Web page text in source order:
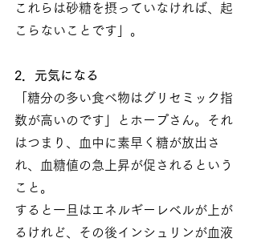
これらは砂糖を摂っていなければ、起
こらないことです」。
2．元気になる
「糖分の多い食べ物はグリセミック指
数が高いのです」とホープさん。それ
はつまり、血中に素早く糖が放出さ
れ、血糖値の急上昇が促されるという
こと。
すると一旦はエネルギーレベルが上が
るけれど、その後インシュリンが血液